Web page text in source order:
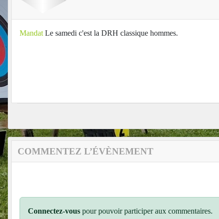
Mandat Le samedi c'est la DRH classique hommes.
COMMENTEZ L’ÉVÈNEMENT
Connectez-vous pour pouvoir participer aux commentaires.